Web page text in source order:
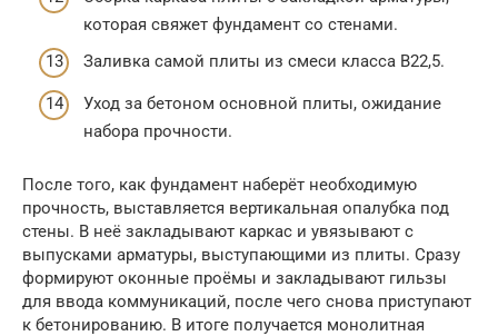
которая свяжет фундамент со стенами.
Заливка самой плиты из смеси класса В22,5.
Уход за бетоном основной плиты, ожидание
набора прочности.
После того, как фундамент наберёт необходимую
прочность, выставляется вертикальная опалубка под
стены. В неё закладывают каркас и увязывают с
выпусками арматуры, выступающими из плиты. Сразу
формируют оконные проёмы и закладывают гильзы
для ввода коммуникаций, после чего снова приступают
к бетонированию. В итоге получается монолитная